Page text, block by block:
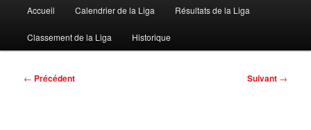
principal
Accueil Calendrier de la Liga Résultats de la Liga
Classement de la Liga Historique
Navigation
← Précédent Suivant →